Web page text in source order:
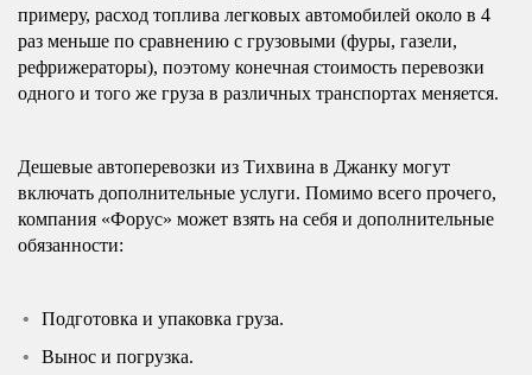
примеру, расход топлива легковых автомобилей около в 4
раз меньше по сравнению с грузовыми (фуры, газели,
рефрижераторы), поэтому конечная стоимость перевозки
одного и того же груза в различных транспортах меняется.
Дешевые автоперевозки из Тихвина в Джанку могут
включать дополнительные услуги. Помимо всего прочего,
компания «Форус» может взять на себя и дополнительные
обязанности:
Подготовка и упаковка груза.
Вынос и погрузка.